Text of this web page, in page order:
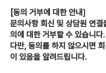
[동의 거부에 대한 안내]
문의사항 회신 및 상담원 연
의에 대한 거부할 수 있습니다.
다만, 동의를 하지 않으시면
이 있음을 알려드립니다.